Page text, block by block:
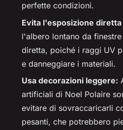
perfette condizioni.
Evita l'esposizione diretta
l'albero lontano da
diretta, poiché i raggi UV
e danneggiare i materiali.
Usa decorazioni leggere:
artificiali di Noel Polaire
evitare di sovraccaricarli
pesanti, che potrebbero